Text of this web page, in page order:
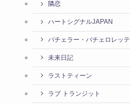
隣恋
ハートシグナルJAPAN
バチェラー・バチェロレッテ
未来日記
ラストティーン
ラブ トランジット